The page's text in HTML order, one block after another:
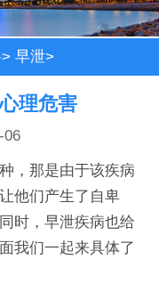
>早泄>
理危害
06
，那是由于该疾病
他们产生了自卑
时，早泄疾病也给
我们一起来具体了